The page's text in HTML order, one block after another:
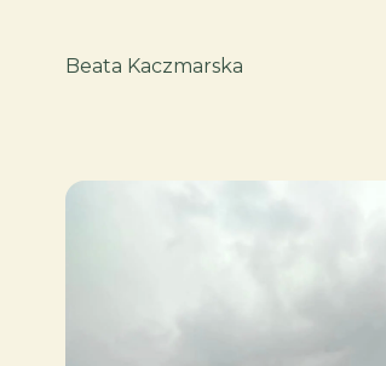
Beata Kaczmarska